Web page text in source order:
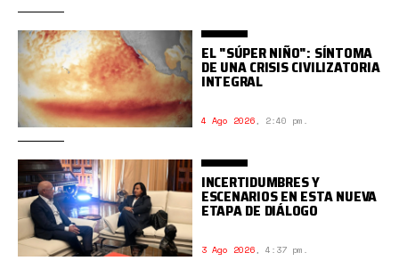
EL "SÚPER NIÑO": SÍNTOMA
DE UNA CRISIS CIVILIZATORIA
INTEGRAL
4 Ago 2026, 2:40 pm.
INCERTIDUMBRES Y
ESCENARIOS EN ESTA NUEVA
ETAPA DE DIÁLOGO
3 Ago 2026, 4:37 pm.